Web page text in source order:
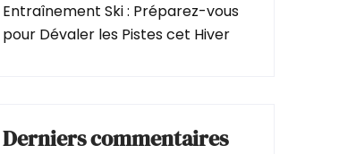
Entraînement Ski : Préparez-vous
pour Dévaler les Pistes cet Hiver
Derniers commentaires